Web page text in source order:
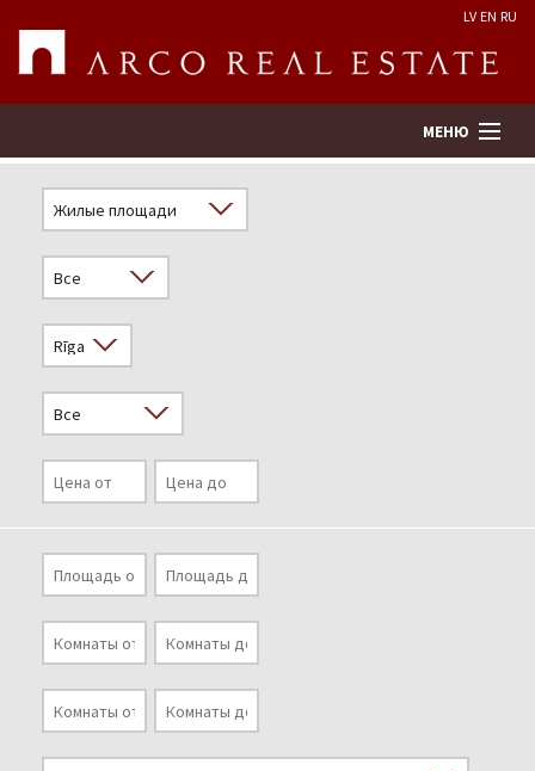
LV EN RU
МЕНЮ
Оценка недвижимости
Предприятие
Услуги
Kонтакты